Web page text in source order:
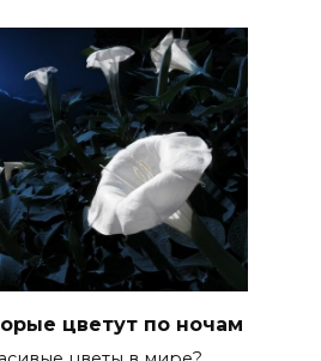
цветут по ночам